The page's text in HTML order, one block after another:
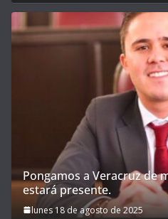
Pongamos a Veracruz de
estará presente.
lunes 18 de agosto de 2025